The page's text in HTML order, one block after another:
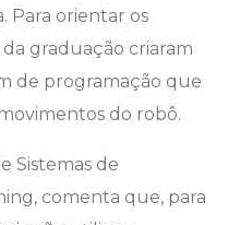
Para orientar os
graduação criaram
de programação que
do robô.
Sistemas de
comenta que, para